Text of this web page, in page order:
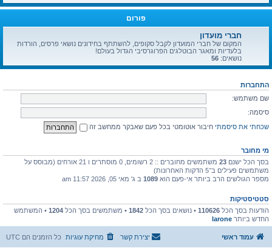
פורום
חברי מועדון
המקום של חברי המועדון לקבל סקופים, להשתתף בחידונים נושאי פרסים, הורדות
בלעדיות ומאגר הבוטלגים הפרוגרסיבי הגדול בעולם!
נושאים: 56
התחברות
שם משתמש:
סיסמה:
שכחתי את סיסמתי חיבור אוטומטי בכל פעם שאבקר ממחשב זה
מי מחובר
בסך הכל ישנם 23
משתמשים מחוברים :: 2 רשומים, 0 מוסתרים ו 21 אורחים (מבוסס על
משתמשים פעילים ב־5 הדקות האחרונות)
מספר הגולשים הרב ביותר אי-פעם הוא 1089 ב ג' מאי 05, 2026 11:57 am
סטטיסטיקות
הודעות בסך הכל 110626 • נושאים בסך הכל 1842 • משתמשים בסך הכל 1204 • המשתמש
החדש ביותר larone
עמוד ראשי כל הזמנים הם UTC מחיקת עוגיות יצירת קשר